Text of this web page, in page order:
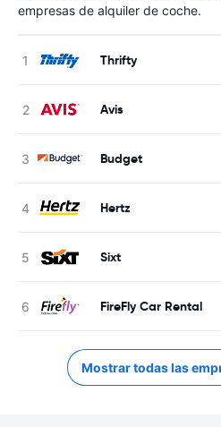
empresas de alquiler de coche.
Thrifty
Avis
Budget
Hertz
Sixt
FireFly Car Rental
Mostrar todas las